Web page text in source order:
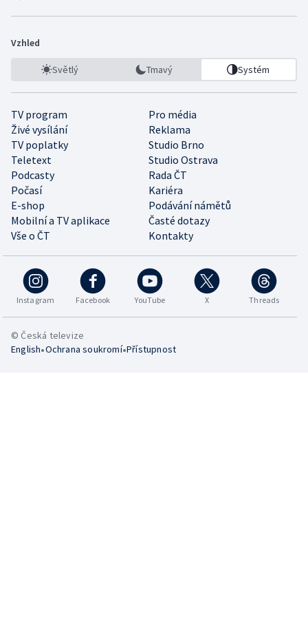
Vzhled
Světlý Tmavý Systém
TV program
Pro média
Živé vysílání
Reklama
TV poplatky
Studio Brno
Teletext
Studio Ostrava
Podcasty
Rada ČT
Počasí
Kariéra
E-shop
Podávání námětů
Mobilní a TV aplikace
Časté dotazy
Vše o ČT
Kontakty
Instagram Facebook YouTube X Threads
© Česká televize
English•Ochrana soukromí•Přístupnost